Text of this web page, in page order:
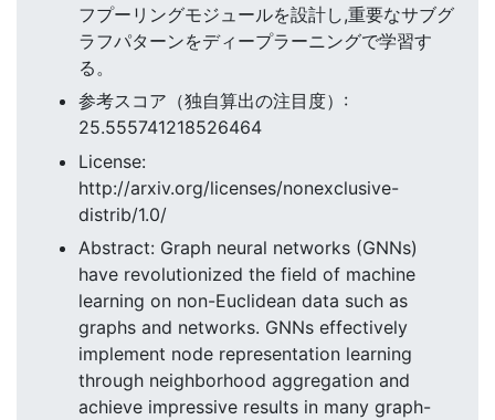
フプーリングモジュールを設計し,重要なサブグ
ラフパターンをディープラーニングで学習す
る。
参考スコア（独自算出の注目度）:
25.555741218526464
License:
http://arxiv.org/licenses/nonexclusive-
distrib/1.0/
Abstract: Graph neural networks (GNNs)
have revolutionized the field of machine
learning on non-Euclidean data such as
graphs and networks. GNNs effectively
implement node representation learning
through neighborhood aggregation and
achieve impressive results in many graph-